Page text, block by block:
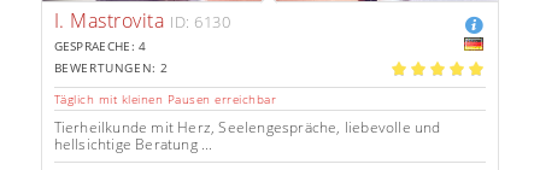
I. Mastrovita ID: 6130
GESPRAECHE: 4
BEWERTUNGEN: 2
Täglich mit kleinen Pausen erreichbar
Tierheilkunde mit Herz, Seelengespräche, liebevolle und
hellsichtige Beratung ...